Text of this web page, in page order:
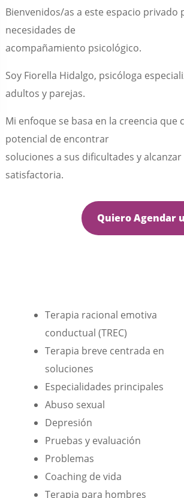
Bienvenidos/as a este espacio privado
necesidades de
acompañamiento psicológico.
Soy Fiorella Hidalgo, psicóloga
adultos y parejas.
Mi enfoque se basa en la creencia que
potencial de encontrar
soluciones a sus dificultades y
satisfactoria.
Quiero Agendar
Terapia racional emotiva
conductual (TREC)
Terapia breve centrada en
soluciones
Especialidades principales
Abuso sexual
Depresión
Pruebas y evaluación
Problemas
Coaching de vida
Terapia para hombres